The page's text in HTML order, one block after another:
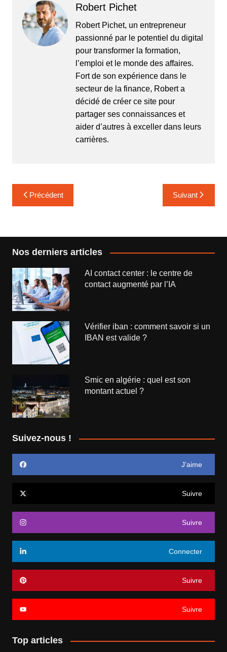
Robert Pichet
Robert Pichet, un entrepreneur
passionné par le potentiel du digital
pour transformer la formation,
l’emploi et le monde des affaires.
Fort de son expérience dans le
secteur de la finance, Robert a
décidé de créer ce site pour
partager ses connaissances et
aider d’autres à exceller dans leurs
carrières.
Navigation
de
Précédent Suivant
Nos derniers articles
AI contact center : le centre de
contact augmenté par l’IA
Vérifier iban : comment savoir si un
IBAN est valide ?
Smic en algérie : quel est son
montant actuel ?
Suivez-nous !
J’aime
Suivre
Suivre
Connecter
Suivre
Suivre
Top articles